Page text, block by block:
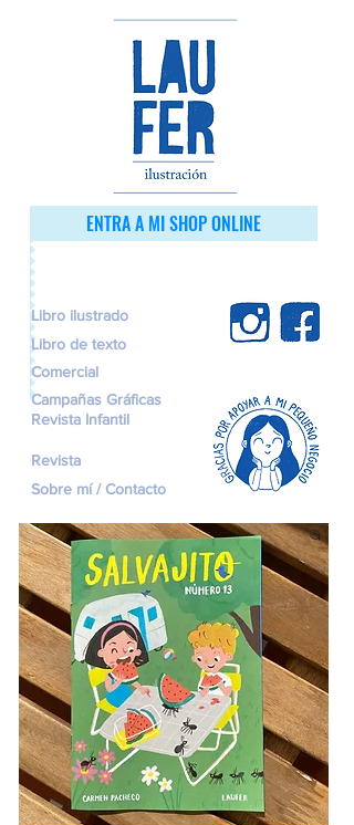
ENTRA A MI SHOP ONLINE
Libro ilustrado
Libro de texto
Comercial
Campañas Gráficas
Revista Infantil
Revista
Sobre mí / Contacto